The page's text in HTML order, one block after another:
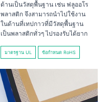
ด้านเป็นวัสดุพื้นฐาน เช่น ฟลูออโร
พลาสติก จึงสามารถนำไปใช้งาน
ในด้านที่เทปกาวที่มีวัสดุพื้นฐาน
เป็นพลาสติกทั่วๆ ไปรองรับได้ยาก
มาตรฐาน UL ข้อกำหนด RoHS